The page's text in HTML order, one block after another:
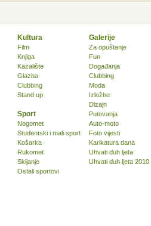
Kultura
Film
Knjiga
Kazalište
Glazba
Clubbing
Stand up
Sport
Nogomet
Studentski i mali sport
Košarka
Rukomet
Skijanje
Ostali sportovi
Galerije
Za opuštanje
Fun
Događanja
Clubbing
Moda
Izložbe
Dizajn
Putovanja
Auto-moto
Foto vijesti
Karikatura dana
Uhvati duh ljeta
Uhvati duh ljeta 2010